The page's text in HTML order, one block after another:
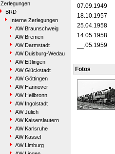
Zerlegungen
BRD
Interne Zerlegungen
AW Braunschweig
AW Bremen
AW Darmstadt
AW Duisburg-Wedau
AW Eßlingen
AW Glückstadt
AW Göttingen
AW Hannover
AW Heilbronn
AW Ingolstadt
AW Jülich
AW Kaiserslautern
AW Karlsruhe
AW Kassel
AW Limburg
07.09.1949
18.10.1957
25.04.1958
14.05.1958
__.05.1959
Fotos